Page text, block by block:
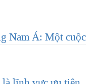
Nam Á: Một cuộc